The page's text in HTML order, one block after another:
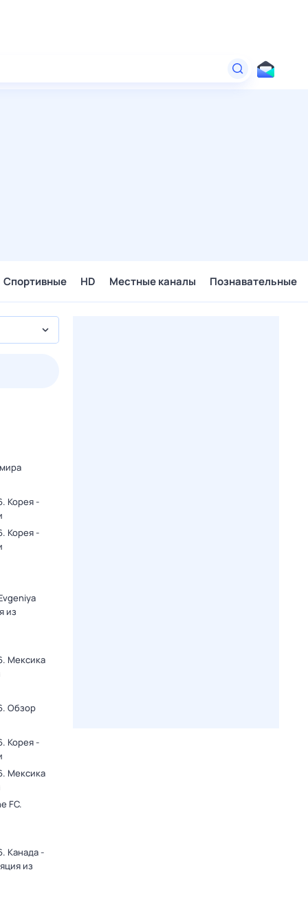
Спортивные HD Местные каналы Познавательные
Корея -
Корея -
из
Мексика
Обзор
Корея -
Мексика
FC.
Канада -
из